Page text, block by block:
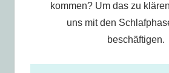
kommen? Um das zu
uns mit den
beschäftigen.